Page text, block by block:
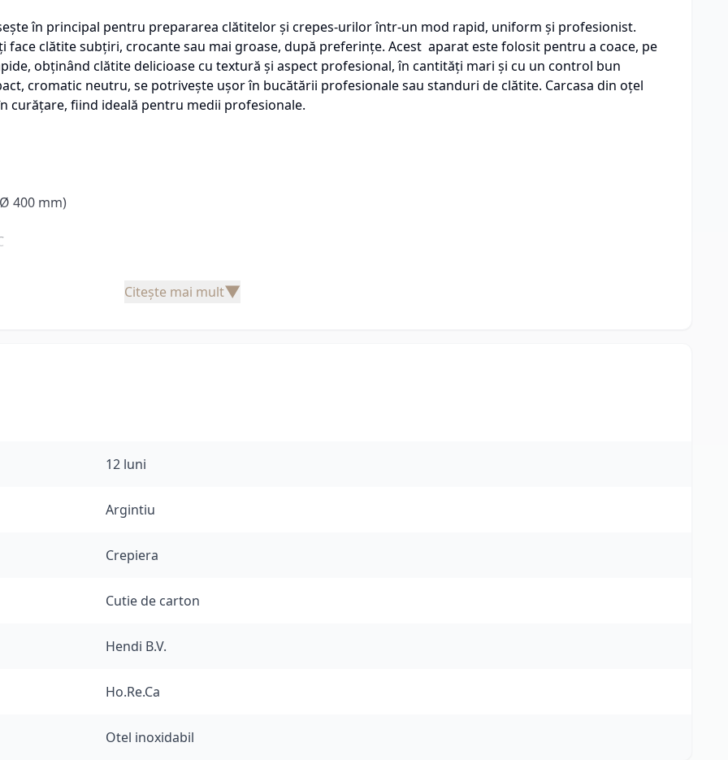
în principal pentru prepararea clătitelor și crepes-urilor într-un mod rapid, uniform și profesionist.
clătite subțiri, crocante sau mai groase, după preferințe. Acest aparat este folosit pentru a coace, pe
obținând clătite delicioase cu textură și aspect profesional, în cantități mari și cu un control bun
cromatic neutru, se potrivește ușor în bucătării profesionale sau standuri de clătite. Carcasa din oțel
curățare, fiind ideală pentru medii profesionale.
400 mm)
Citește mai mult▼
12 luni
Argintiu
Crepiera
Cutie de carton
Hendi B.V.
Ho.Re.Ca
Otel inoxidabil